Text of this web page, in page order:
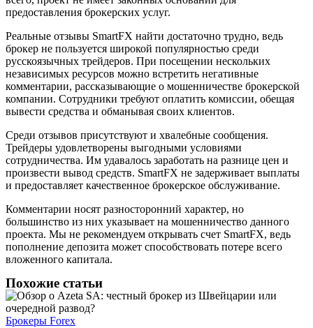
предоставления брокерских услуг.
Реальные отзывы SmartFX найти достаточно трудно, ведь
брокер не пользуется широкой популярностью среди
русскоязычных трейдеров. При посещении нескольких
независимых ресурсов можно встретить негативные
комментарии, рассказывающие о мошенничестве брокерской
компании. Сотрудники требуют оплатить комиссии, обещая
вывести средства и обманывая своих клиентов.
Среди отзывов присутствуют и хвалебные сообщения.
Трейдеры удовлетворены выгодными условиями
сотрудничества. Им удавалось заработать на разнице цен и
произвести вывод средств. SmartFX не задерживает выплаты
и предоставляет качественное брокерское обслуживание.
Комментарии носят разносторонний характер, но
большинство из них указывает на мошенничество данного
проекта. Мы не рекомендуем открывать счет SmartFX, ведь
пополнение депозита может способствовать потере всего
вложенного капитала.
Похожие статьи
Брокеры Forex